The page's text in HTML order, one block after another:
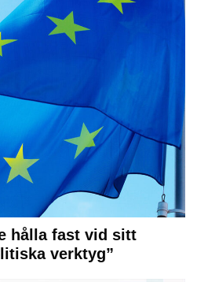
hålla fast vid sitt
verktyg”